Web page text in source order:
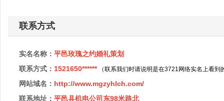
联系方式
实名名称： 平邑玫瑰之约婚礼策划
联系方式： 1521650******（联系我们时请说明是在3721网络实名上看到
网站域名： http://www.mgzyhlch.com/
联系地址： 平邑县机电公司东98米路北